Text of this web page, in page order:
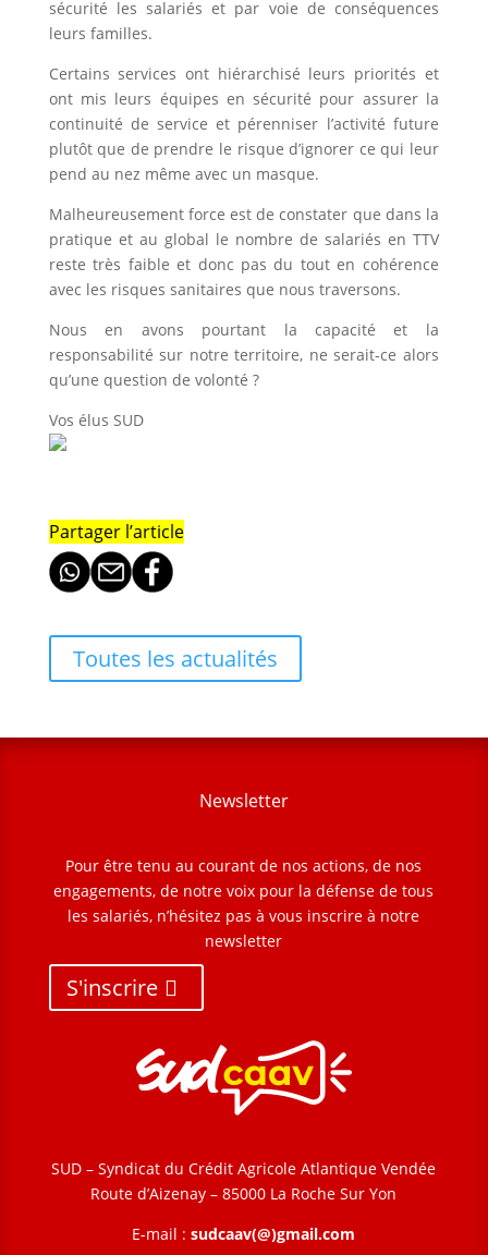
sécurité les salariés et par voie de conséquences
leurs familles.
Certains services ont hiérarchisé leurs priorités et
ont mis leurs équipes en sécurité pour assurer la
continuité de service et pérenniser l’activité future
plutôt que de prendre le risque d’ignorer ce qui leur
pend au nez même avec un masque.
Malheureusement force est de constater que dans la
pratique et au global le nombre de salariés en TTV
reste très faible et donc pas du tout en cohérence
avec les risques sanitaires que nous traversons.
Nous en avons pourtant la capacité et la
responsabilité sur notre territoire, ne serait-ce alors
qu’une question de volonté ?
Vos élus SUD
Partager l’article
Toutes les actualités
Newsletter
Pour être tenu au courant de nos actions, de nos
engagements, de notre voix pour la défense de tous
les salariés, n’hésitez pas à vous inscrire à notre
newsletter
S'inscrire
SUD – Syndicat du Crédit Agricole Atlantique Vendée
Route d’Aizenay – 85000 La Roche Sur Yon
E-mail :sudcaav(@)gmail.com